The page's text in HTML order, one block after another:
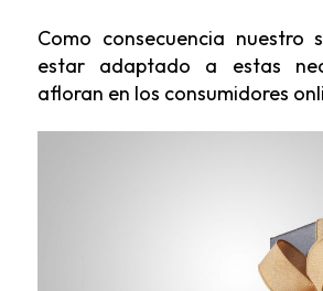
Como consecuencia nuestro
estar adaptado a estas
afloran en los consumidores